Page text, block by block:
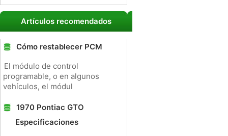
Artículos recomendados
Cómo restablecer PCM
El módulo de control
programable, o en algunos
vehículos, el módul
1970 Pontiac GTO
Especificaciones